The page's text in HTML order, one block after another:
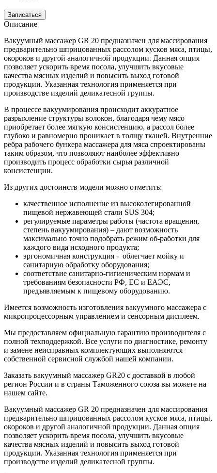
Записаться
Описание
Вакуумный массажер GR 20 предназначен для массирования
предварительно шприцованных рассолом кусков мяса, птицы,
окороков и другой аналогичной продукции. Данная опция
позволяет ускорить время посола, улучшить вкусовые
качества мясных изделий и повысить выход готовой
продукции. Указанная технология применяется при
производстве изделий деликатесной группы.
В процессе вакуумирования происходит аккуратное
разрыхление структуры волокон, благодаря чему мясо
приобретает более мягкую консистенцию, а рассол более
глубоко и равномерно проникает в толщу тканей. Внутренние
ребра рабочего бункера массажера для мяса спроектированы
таким образом, что позволяют наиболее эффективно
производить процесс обработки сырья различной
консистенции.
Из других достоинств модели можно отметить:
качественное исполнение из высоколегированной
пищевой нержавеющей стали SUS 304;
регулируемые параметры работы (частота вращения,
степень вакуумирования) – дают возможность
максимально точно подобрать режим об-работки для
каждого вида исходного продукта;
эргономичная конструкция - облегчает мойку и
санитарную обработку оборудования;
соответствие санитарно-гигиеническим нормам и
требованиям безопасности РФ, ЕС и ЕАЭС,
предъявляемым к пищевому оборудованию.
Имеется возможность изготовления вакуумного массажера с
микропроцессорным управлением и сенсорным дисплеем.
Мы предоставляем официальную гарантию производителя с
полной техподдержкой. Все услуги по диагностике, ремонту
и замене неисправных комплектующих выполняются
собственной сервисной службой нашей компании.
Заказать вакуумный массажер GR20 с доставкой в любой
регион России и в страны Таможенного союза вы можете на
нашем сайте.
Вакуумный массажер GR 20 предназначен для массирования
предварительно шприцованных рассолом кусков мяса, птицы,
окороков и другой аналогичной продукции. Данная опция
позволяет ускорить время посола, улучшить вкусовые
качества мясных изделий и повысить выход готовой
продукции. Указанная технология применяется при
производстве изделий деликатесной группы.